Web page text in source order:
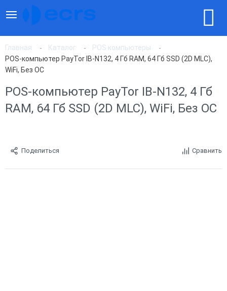
Главная Каталог
POS компьютеры
POS-компьютер PayTor IB-N132, 4 Гб RAM, 64 Гб SSD (2D MLC),
WiFi, Без ОС
POS-компьютер PayTor IB-N132, 4 Гб
RAM, 64 Гб SSD (2D MLC), WiFi, Без ОС
Поделиться Сравнить